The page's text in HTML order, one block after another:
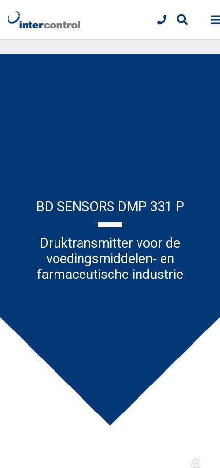
BD SENSORS DMP 331 P
Druktransmitter voor de
voedingsmiddelen- en
farmaceutische industrie